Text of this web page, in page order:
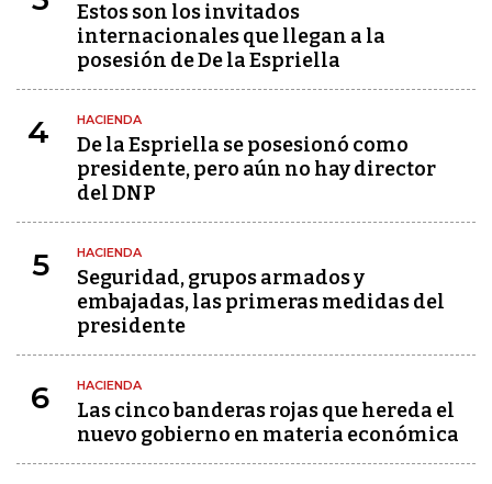
Estos son los invitados
internacionales que llegan a la
posesión de De la Espriella
4 HACIENDA
De la Espriella se posesionó como
presidente, pero aún no hay director
del DNP
5 HACIENDA
Seguridad, grupos armados y
embajadas, las primeras medidas del
presidente
6 HACIENDA
Las cinco banderas rojas que hereda el
nuevo gobierno en materia económica